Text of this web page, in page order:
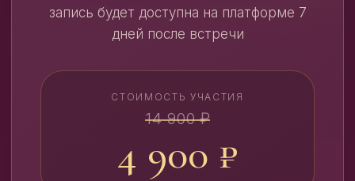
запись будет доступна на платформе 7
дней после встречи
СТОИМОСТЬ УЧАСТИЯ
14 900 ₽
4 900 ₽